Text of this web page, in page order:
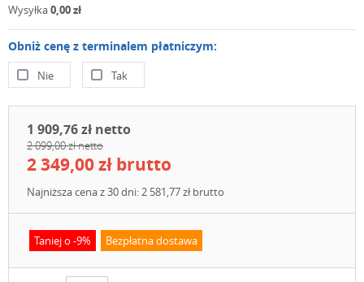
Wysyłka0,00 zł
Obniż cenę z terminalem płatniczym:
Nie Tak
1 909,76 zł netto
2 099,00 zł netto
2 349,00 zł brutto
Najniższa cena z 30 dni: 2 581,77 zł brutto
Taniej o -9% Bezpłatna dostawa